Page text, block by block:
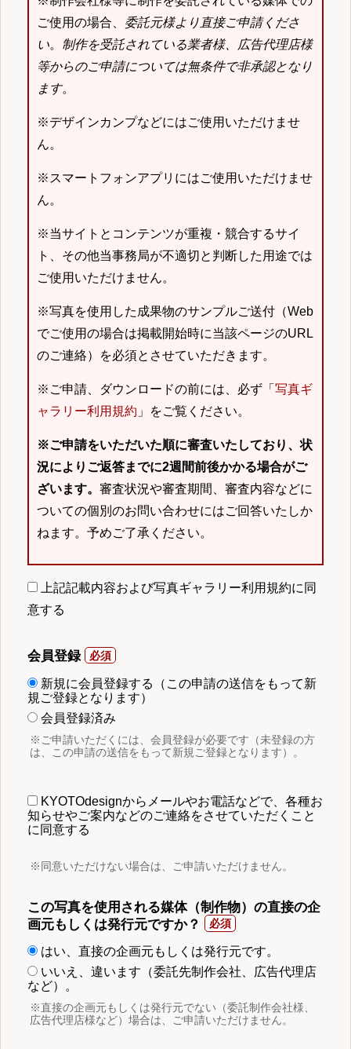
ご使用の場合、 委託元様より直接ご申請くださ
い。 制作を受託されている業者様、広告代理店様
等からのご申請については無条件で非承認となり
ます。
※デザインカンプなどにはご使用いただけませ
ん。
※スマートフォンアプリにはご使用いただけませ
ん。
※当サイトとコンテンツが重複・競合するサイ
ト、その他当事務局が不適切と判断した用途では
ご使用いただけません。
※写真を使用した成果物のサンプルご送付（Web
でご使用の場合は掲載開始時に当該ページのURL
のご連絡）を必須とさせていただきます。
※ご申請、ダウンロードの前には、必ず「 写真ギ
ャラリー利用規約 」をご覧ください。
※ご申請をいただいた順に審査いたしており、状
況によりご返答までに2週間前後かかる場合がご
ざいます。 審査状況や審査期間、審査内容などに
ついての個別のお問い合わせにはご回答いたしか
ねます。予めご了承ください。
上記記載内容および写真ギャラリー利用規約に同
意する
会員登録
新規に会員登録する（この申請の送信をもって新
規ご登録となります）
会員登録済み
※ご申請いただくには、会員登録が必要です（未登録の方
は、この申請の送信をもって新規ご登録となります）。
KYOTOdesignからメールやお電話などで、各種お
知らせやご案内などのご連絡をさせていただくこと
に同意する
※同意いただけない場合は、ご申請いただけません。
この写真を使用される媒体（制作物）の直接の企
画元もしくは発行元ですか？
はい、直接の企画元もしくは発行元です。
いいえ、違います（委託先制作会社、広告代理店
など）。
※直接の企画元もしくは発行元でない（委託制作会社様、
広告代理店様など）場合は、ご申請いただけません。